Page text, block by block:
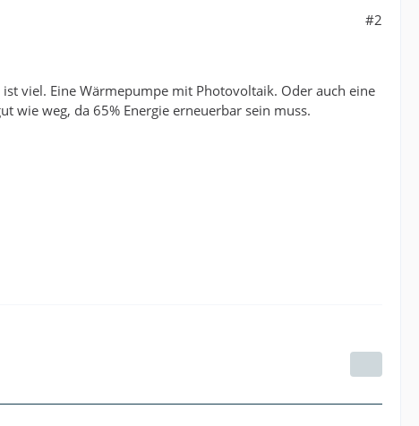
#2
viel. Eine Wärmepumpe mit Photovoltaik. Oder auch eine
wie weg, da 65% Energie erneuerbar sein muss.